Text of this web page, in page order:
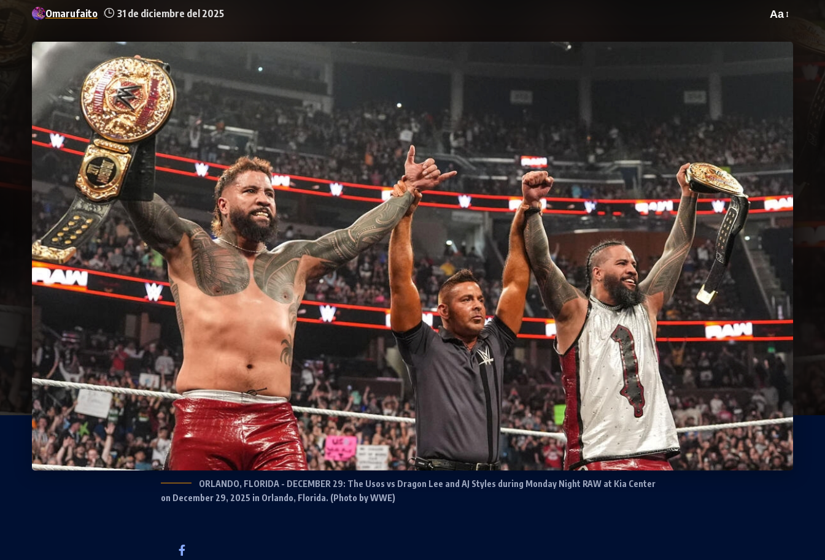
Omarufaito 31 de diciembre del 2025 Aa
ORLANDO, FLORIDA - DECEMBER 29: The Usos vs Dragon Lee and AJ Styles during Monday Night RAW at Kia Center
on December 29, 2025 in Orlando, Florida. (Photo by WWE)